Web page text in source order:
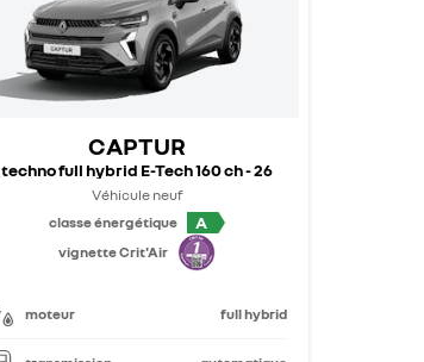
CAPTUR
techno full hybrid E-Tech 160 ch - 26
Véhicule neuf
classe énergétique
A
vignette Crit'Air
moteur full hybrid